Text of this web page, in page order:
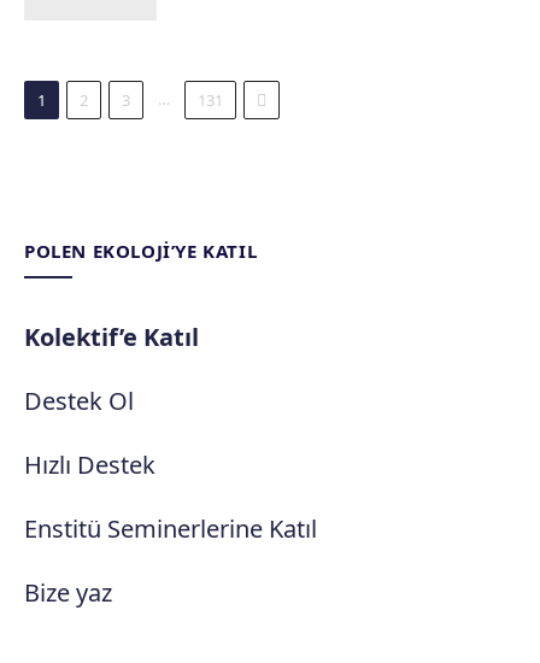
1 2 3 … 131 Next
POLEN EKOLOJI’YE KATIL
Kolektif’e Katıl
Destek Ol
Hızlı Destek
Enstitü Seminerlerine Katıl
Bize yaz